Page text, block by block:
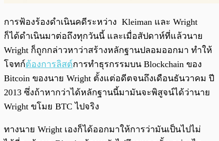
การฟ้องร้องดำเนินคดีระหว่าง Kleiman และ Wright
ก็ได้ดำเนินมาต่อถึงทุกวันนี้ และเมื่อสัปดาห์ที่แล้วนาย
Wright ก็ถูกกล่าวหาว่าสร้างหลักฐานปลอมออกมา ทำให้
โจทก์ต้องการลิสต์การทำธุรกรรมบน Blockchain ของ
Bitcoin ของนาย Wright ตั้งแต่อดีตจนถึงเดือนธันวาคม ปี
2013 ซึ่งถ้าหากว่าได้หลักฐานนี้มามันจะพิสูจน์ได้ว่านาย
Wright ขโมย BTC ไปจริง
ทางนาย Wright เองก็ได้ออกมาให้การว่ามันเป็นไปไม่